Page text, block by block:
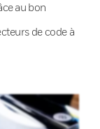
au bon
de code à